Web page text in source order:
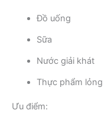
Đồ uống
Sữa
Nước giải khát
Thực phẩm lỏng
Ưu điểm: